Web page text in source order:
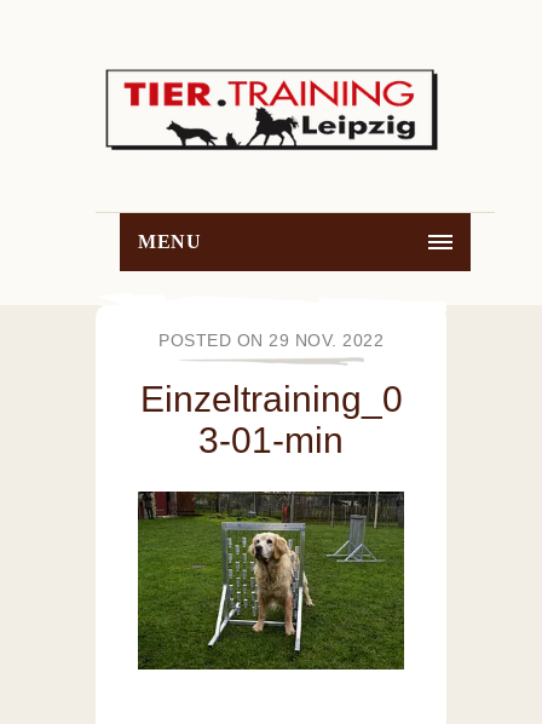
MENU
POSTED ON 29 NOV. 2022
Einzeltraining_0
3-01-min